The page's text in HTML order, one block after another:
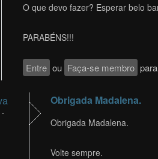
O que devo fazer? Esperar belo
PARABÉNS!!!
Entre ou Faça-se membro
-
Obrigada Madalena.
Obrigada Madalena.
Volte sempre.